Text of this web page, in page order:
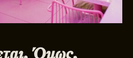
Όμως,